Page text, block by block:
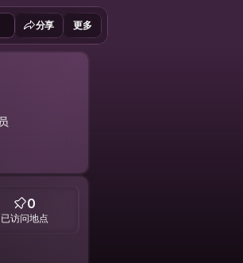
分享 更多
0
已访问地点